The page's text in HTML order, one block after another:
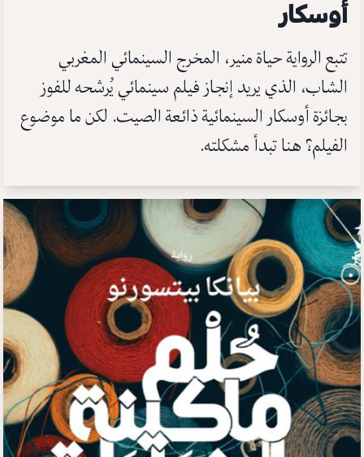
أوسكار
تتبع الرواية حياة منير، المخرج السينمائي المغربي
الشاب، الذي يريد إنجاز فيلم سينمائي يُرشحه للفوز
بجائزة أوسكار السينمائية ذائعة الصيت. لكن ما موضوع
الفيلم؟ هنا تبدأ مشكلته.